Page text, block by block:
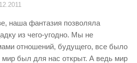
наша фантазия позволяла
из чего-угодно. Мы не
отношений, будущего, все было
был для нас открыт. А ведь мир